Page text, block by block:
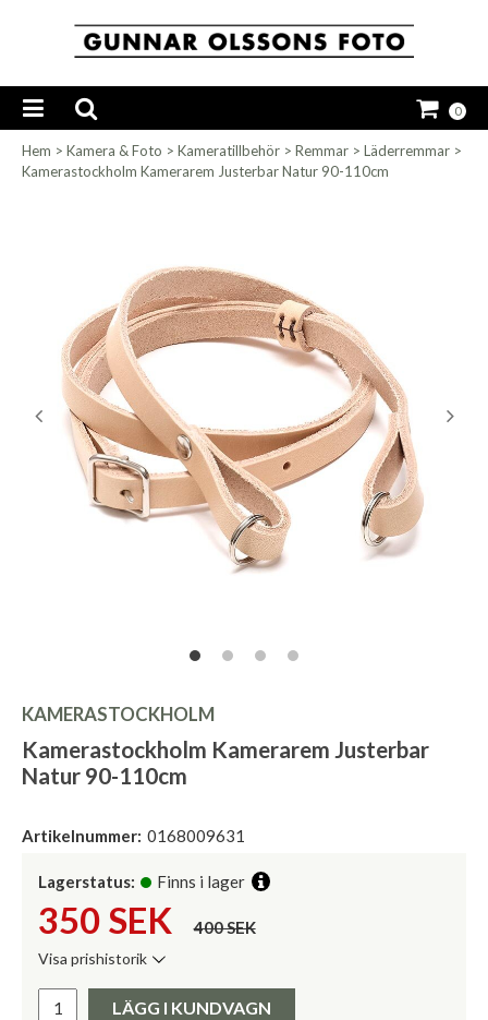
0
Hem > Kamera & Foto > Kameratillbehör > Remmar > Läderremmar >
Kamerastockholm Kamerarem Justerbar Natur 90-110cm
KAMERASTOCKHOLM
Kamerastockholm Kamerarem Justerbar
Natur 90-110cm
Artikelnummer: 0168009631
Lagerstatus: Finns i lager
350 SEK 400 SEK
Visa prishistorik
Pris:
LÄGG I KUNDVAGN